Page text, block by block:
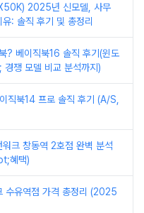
2025년 신모델, 사무
: 솔직 후기 및 총정리
? 베이직북16 솔직 후기(윈도
쟁 모델 비교 분석까지)
직북14 프로 솔직 후기 (A/S,
크 창동역 2호점 완벽 분석
혜택)
수유역점 가격 총정리 (2025